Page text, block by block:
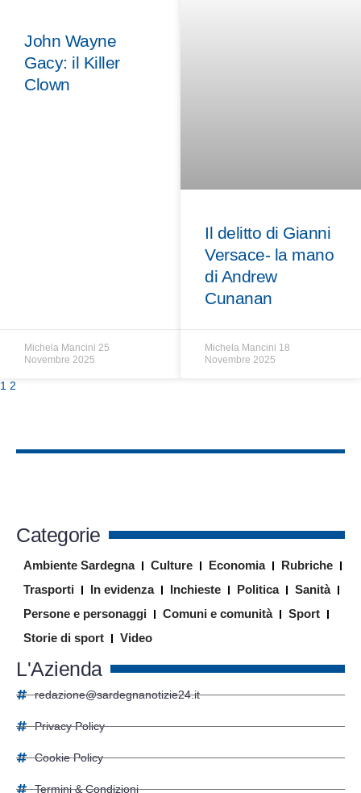
John Wayne
Gacy: il Killer
Clown
Michela Mancini 25
Novembre 2025
Il delitto di Gianni
Versace- la mano
di Andrew
Cunanan
Michela Mancini 18
Novembre 2025
1 2
Categorie
Ambiente Sardegna Culture Economia
Rubriche
Trasporti
In evidenza Inchieste Politica
Sanità
Persone e personaggi
Comuni e comunità
Sport
Storie di sport
Video
L'Azienda
redazione@sardegnanotizie24.it
Privacy Policy
Cookie Policy
Termini & Condizioni